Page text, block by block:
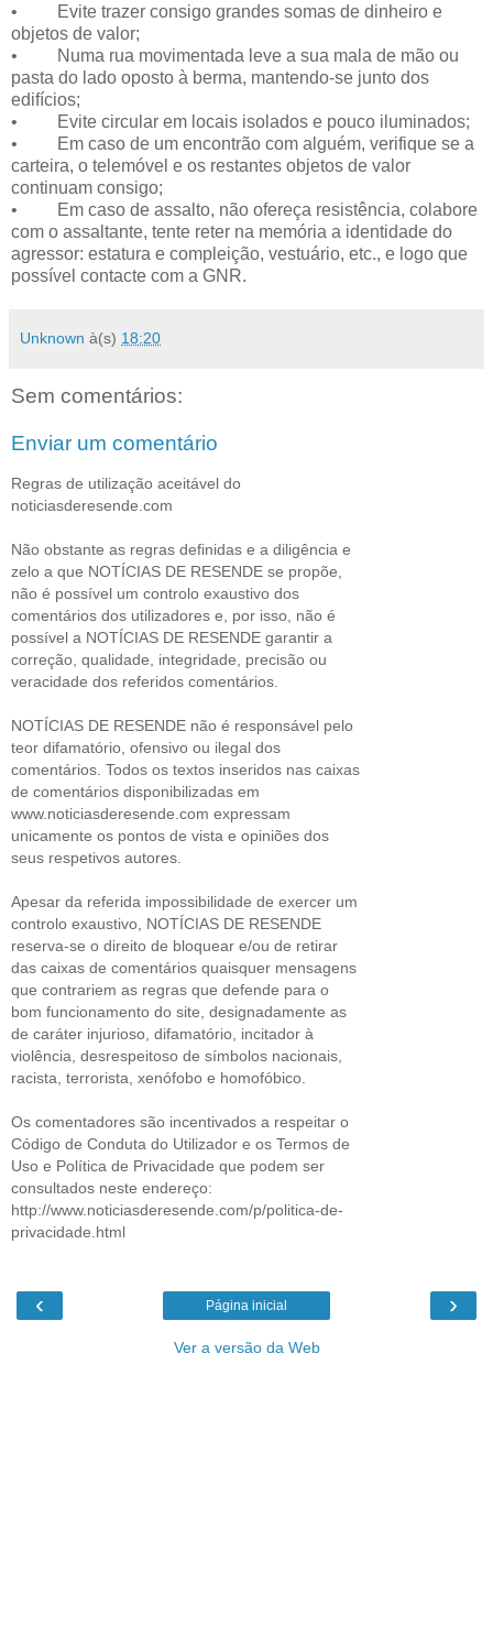
• Evite trazer consigo grandes somas de dinheiro e
objetos de valor;
• Numa rua movimentada leve a sua mala de mão ou
pasta do lado oposto à berma, mantendo-se junto dos
edifícios;
• Evite circular em locais isolados e pouco iluminados;
• Em caso de um encontrão com alguém, verifique se a
carteira, o telemóvel e os restantes objetos de valor
continuam consigo;
• Em caso de assalto, não ofereça resistência, colabore
com o assaltante, tente reter na memória a identidade do
agressor: estatura e compleição, vestuário, etc., e logo que
possível contacte com a GNR.
Unknown à(s) 18:20
Sem comentários:
Enviar um comentário
Regras de utilização aceitável do
noticiasderesende.com
Não obstante as regras definidas e a diligência e
zelo a que NOTÍCIAS DE RESENDE se propõe,
não é possível um controlo exaustivo dos
comentários dos utilizadores e, por isso, não é
possível a NOTÍCIAS DE RESENDE garantir a
correção, qualidade, integridade, precisão ou
veracidade dos referidos comentários.
NOTÍCIAS DE RESENDE não é responsável pelo
teor difamatório, ofensivo ou ilegal dos
comentários. Todos os textos inseridos nas caixas
de comentários disponibilizadas em
www.noticiasderesende.com expressam
unicamente os pontos de vista e opiniões dos
seus respetivos autores.
Apesar da referida impossibilidade de exercer um
controlo exaustivo, NOTÍCIAS DE RESENDE
reserva-se o direito de bloquear e/ou de retirar
das caixas de comentários quaisquer mensagens
que contrariem as regras que defende para o
bom funcionamento do site, designadamente as
de caráter injurioso, difamatório, incitador à
violência, desrespeitoso de símbolos nacionais,
racista, terrorista, xenófobo e homofóbico.
Os comentadores são incentivados a respeitar o
Código de Conduta do Utilizador e os Termos de
Uso e Política de Privacidade que podem ser
consultados neste endereço:
http://www.noticiasderesende.com/p/politica-de-
privacidade.html
‹ ›
Página inicial
Ver a versão da Web